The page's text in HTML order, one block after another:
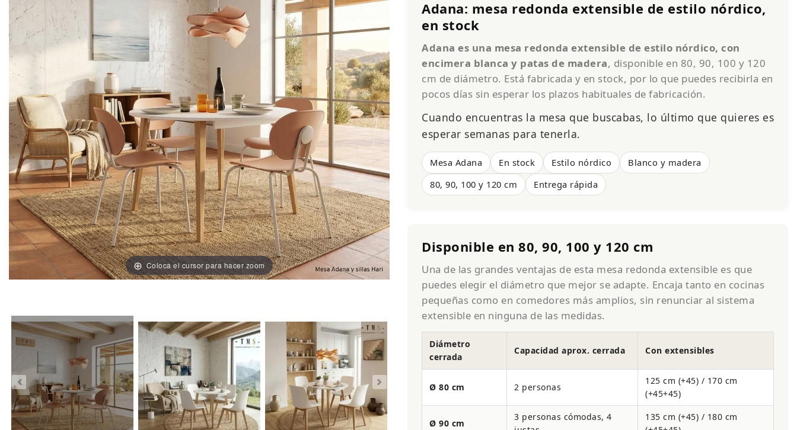
Coloca el cursor para hacer zoom
Adana: mesa redonda extensible de estilo nórdico,
en stock
Adana es una mesa redonda extensible de estilo nórdico, con
encimera blanca y patas de madera, disponible en 80, 90, 100 y 120
cm de diámetro. Está fabricada y en stock, por lo que puedes recibirla en
pocos días sin esperar los plazos habituales de fabricación.
Cuando encuentras la mesa que buscabas, lo último que quieres es
esperar semanas para tenerla.
Mesa Adana En stock Estilo nórdico
Blanco y madera
80, 90, 100 y 120 cm
Entrega rápida
Disponible en 80, 90, 100 y 120 cm
Una de las grandes ventajas de esta mesa redonda extensible es que
puedes elegir el diámetro que mejor se adapte. Encaja tanto en cocinas
pequeñas como en comedores más amplios, sin renunciar al sistema
extensible en ninguna de las medidas.
Diámetro
cerrada
Capacidad aprox. cerrada Con extensibles
Ø 80 cm 2 personas
125 cm (+45) / 170 cm
(+45+45)
Ø 90 cm
3 personas cómodas, 4
135 cm (+45) / 180 cm